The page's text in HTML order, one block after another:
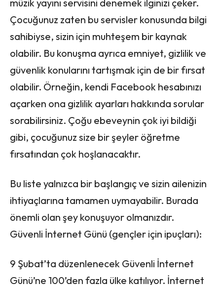
müzik yayını servisini denemek ilginizi çeker.
Çocuğunuz zaten bu servisler konusunda bilgi
sahibiyse, sizin için muhteşem bir kaynak
olabilir. Bu konuşma ayrıca emniyet, gizlilik ve
güvenlik konularını tartışmak için de bir fırsat
olabilir. Örneğin, kendi Facebook hesabınızı
açarken ona gizlilik ayarları hakkında sorular
sorabilirsiniz. Çoğu ebeveynin çok iyi bildiği
gibi, çocuğunuz size bir şeyler öğretme
fırsatından çok hoşlanacaktır.
Bu liste yalnızca bir başlangıç ve sizin ailenizin
ihtiyaçlarına tamamen uymayabilir. Burada
önemli olan şey konuşuyor olmanızdır.
Güvenli İnternet Günü (gençler için ipuçları):
9 Şubat’ta düzenlenecek Güvenli İnternet
Günü’ne 100’den fazla ülke katılıyor. İnternet